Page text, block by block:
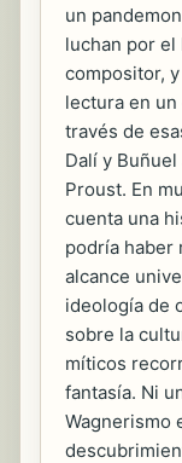
un
luchan por
compositor,
lectura en
través de
Dalí y
Proust. En
cuenta una
podría haber
alcance
ideología de
sobre la
míticos
fantasía. Ni
Wagnerismo